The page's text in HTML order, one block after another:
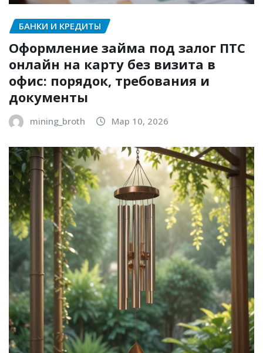
БАНКИ И КРЕДИТЫ
Оформление займа под залог ПТС
онлайн на карту без визита в
офис: порядок, требования и
документы
mining_broth Мар 10, 2026